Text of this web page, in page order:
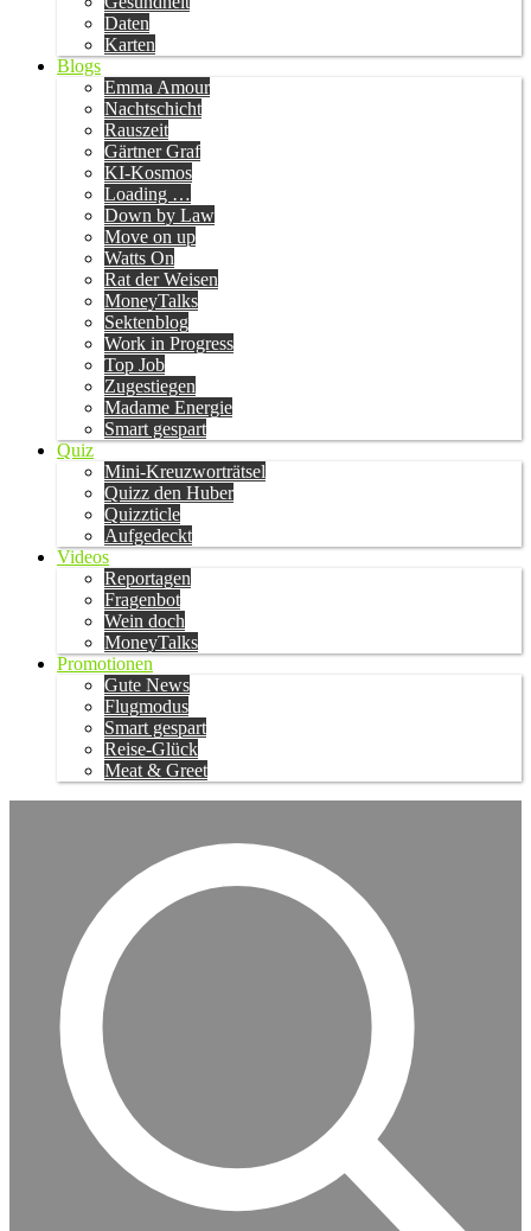
Daten
Karten
Blogs
Emma Amour
Nachtschicht
Rauszeit
Gärtner Graf
KI-Kosmos
Loading …
Down by Law
Move on up
Watts On
Rat der Weisen
MoneyTalks
Sektenblog
Work in Progress
Top Job
Zugestiegen
Madame Energie
Smart gespart
Quiz
Mini-Kreuzworträtsel
Quizz den Huber
Quizzticle
Aufgedeckt
Videos
Reportagen
Fragenbot
Wein doch
MoneyTalks
Promotionen
Gute News
Flugmodus
Smart gespart
Reise-Glück
Meat & Greet